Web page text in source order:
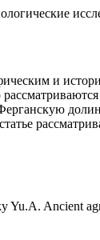
и
Ancient